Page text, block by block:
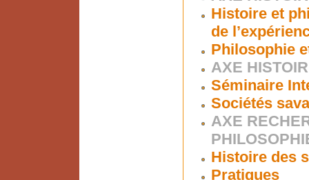
Histoire et
de
Philosophie
AXE
Séminaire
Sociétés
AXE
Histoire des
Pratiques